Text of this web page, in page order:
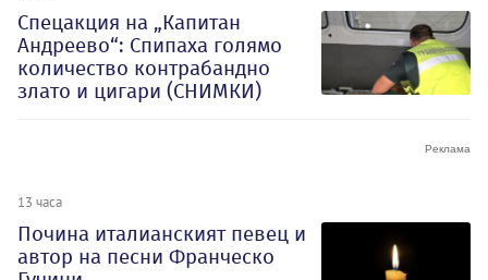
Спецакция на „Капитан
Андреево“: Спипаха голямо
количество контрабандно
злато и цигари (СНИМКИ)
13 часа
Почина италианският певец и
автор на песни Франческо